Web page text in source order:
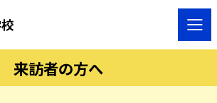
来訪者の方へ